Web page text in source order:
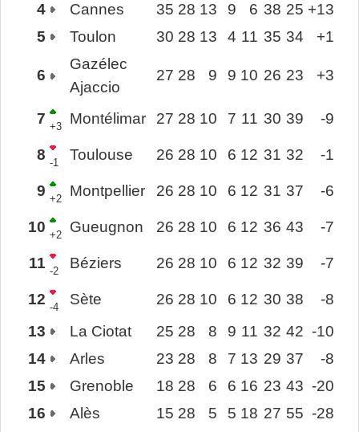
4 Cannes 35 28 13 9 6 38 25 +13
5
Toulon 30 28 13 4 11 35 34 +1
6
Gazélec
Ajaccio
27 28 9 9 10 26 23 +3
7 +3 Montélimar 27 28 10 7 11 30 39 -9
8 -1 Toulouse 26 28 10 6 12 31 32 -1
9 +2 Montpellier 26 28 10 6 12 31 37 -6
10 +2 Gueugnon 26 28 10 6 12 36 43 -7
11 -2 Béziers 26 28 10 6 12 32 39 -7
12 -4 Sète 26 28 10 6 12 30 38
-8
13
La Ciotat 25 28 8 9 11 32 42 -10
14
Arles 23 28 8 7 13 29 37
-8
15
Grenoble 18 28 6 6 16 23 43 -20
16
Alès 15 28 5 5 18 27 55 -28